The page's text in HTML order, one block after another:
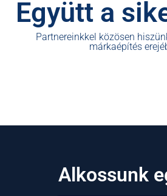
Együtt a
Partnereinkkel közösen
márkaépítés
Alkossunk